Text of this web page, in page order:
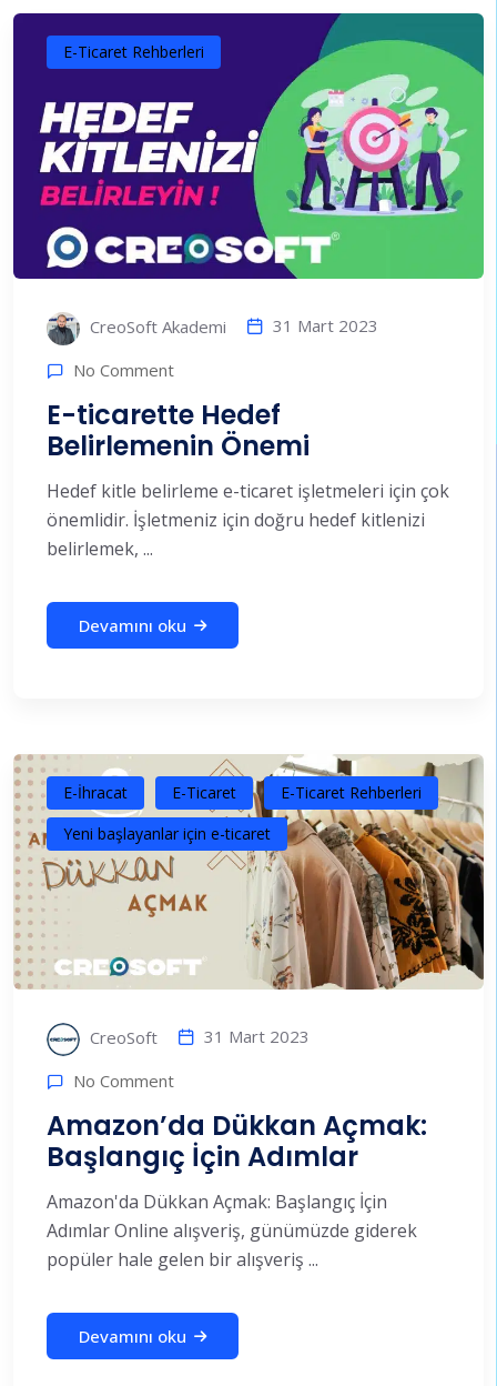
E-Ticaret Rehberleri
CreoSoft Akademi 31 Mart 2023
No Comment
E-ticarette Hedef
Belirlemenin Önemi
Hedef kitle belirleme e-ticaret işletmeleri için çok
önemlidir. İşletmeniz için doğru hedef kitlenizi
belirlemek, ...
Devamını oku
E-İhracat E-Ticaret
E-Ticaret Rehberleri
Yeni başlayanlar için e-ticaret
CreoSoft 31 Mart 2023
No Comment
Amazon’da Dükkan Açmak:
Başlangıç İçin Adımlar
Amazon'da Dükkan Açmak: Başlangıç İçin
Adımlar Online alışveriş, günümüzde giderek
popüler hale gelen bir alışveriş ...
Devamını oku